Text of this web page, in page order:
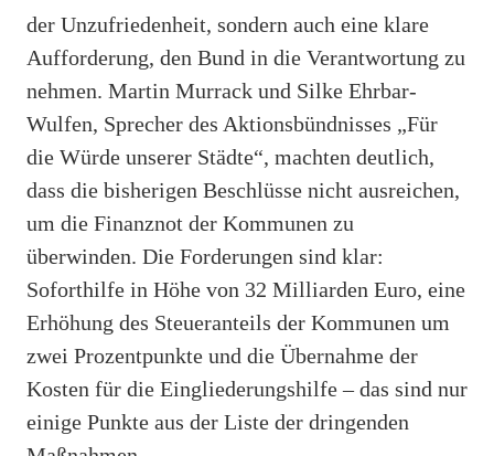
der Unzufriedenheit, sondern auch eine klare
Aufforderung, den Bund in die Verantwortung zu
nehmen. Martin Murrack und Silke Ehrbar-
Wulfen, Sprecher des Aktionsbündnisses „Für
die Würde unserer Städte“, machten deutlich,
dass die bisherigen Beschlüsse nicht ausreichen,
um die Finanznot der Kommunen zu
überwinden. Die Forderungen sind klar:
Soforthilfe in Höhe von 32 Milliarden Euro, eine
Erhöhung des Steueranteils der Kommunen um
zwei Prozentpunkte und die Übernahme der
Kosten für die Eingliederungshilfe – das sind nur
einige Punkte aus der Liste der dringenden